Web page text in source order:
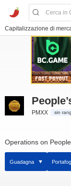
Capitalizzazione di
PMXX sin
Operations on
Guadagna